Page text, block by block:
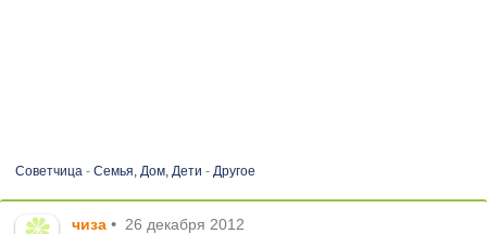
Советчица- Семья, Дом, Дети - Другое
чиза • 26 декабря 2012